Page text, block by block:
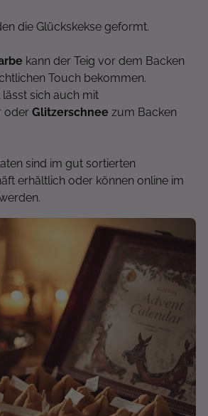
die Glückskekse geformt.
kann der Teig vor dem Backen
Touch bekommen.
lässt sich auch mit
oder Glitzerschnee zum Backen
sind im gut sortierten
erhältlich oder können online im